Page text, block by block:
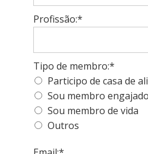
Profissão:*
Tipo de membro:*
Participo de casa de
Sou membro
Sou membro de vida
Outros